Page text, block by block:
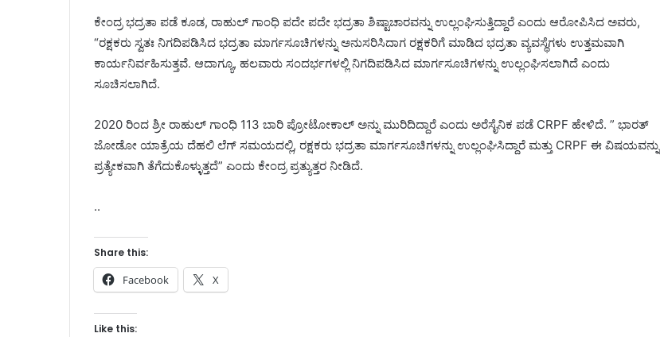
ಕೇಂದ್ರ ಭದ್ರತಾ ಪಡೆ ಕೂಡ, ರಾಹುಲ್ ಗಾಂಧಿ ಪದೇ ಪದೇ ಭದ್ರತಾ ಶಿಷ್ಟಾಚಾರವನ್ನು ಉಲ್ಲಂಘಿಸುತ್ತಿದ್ದಾರೆ ಎಂದು ಆರೋಪಿಸಿದ ಅವರು,
“ರಕ್ಷಕರು ಸ್ವತಃ ನಿಗದಿಪಡಿಸಿದ ಭದ್ರತಾ ಮಾರ್ಗಸೂಚಿಗಳನ್ನು ಅನುಸರಿಸಿದಾಗ ರಕ್ಷಕರಿಗೆ ಮಾಡಿದ ಭದ್ರತಾ ವ್ಯವಸ್ಥೆಗಳು ಉತ್ತಮವಾಗಿ
ಕಾರ್ಯನಿರ್ವಹಿಸುತ್ತವೆ. ಆದಾಗ್ಯೂ, ಹಲವಾರು ಸಂದರ್ಭಗಳಲ್ಲಿ ನಿಗದಿಪಡಿಸಿದ ಮಾರ್ಗಸೂಚಿಗಳನ್ನು ಉಲ್ಲಂಘಿಸಲಾಗಿದೆ ಎಂದು
ಸೂಚಿಸಲಾಗಿದೆ.
2020 ರಿಂದ ಶ್ರೀ ರಾಹುಲ್ ಗಾಂಧಿ 113 ಬಾರಿ ಪ್ರೋಟೋಕಾಲ್ ಅನ್ನು ಮುರಿದಿದ್ದಾರೆ ಎಂದು ಅರೆಸೈನಿಕ ಪಡೆ CRPF ಹೇಳಿದೆ. ” ಭಾರತ್
ಜೋಡೋ ಯಾತ್ರೆಯ ದೆಹಲಿ ಲೆಗ್ ಸಮಯದಲ್ಲಿ, ರಕ್ಷಕರು ಭದ್ರತಾ ಮಾರ್ಗಸೂಚಿಗಳನ್ನು ಉಲ್ಲಂಘಿಸಿದ್ದಾರೆ ಮತ್ತು CRPF ಈ ವಿಷಯವನ್ನು
ಪ್ರತ್ಯೇಕವಾಗಿ ತೆಗೆದುಕೊಳ್ಳುತ್ತದೆ” ಎಂದು ಕೇಂದ್ರ ಪ್ರತ್ಯುತ್ತರ ನೀಡಿದೆ.
..
Share this:
Facebook X
Like this: